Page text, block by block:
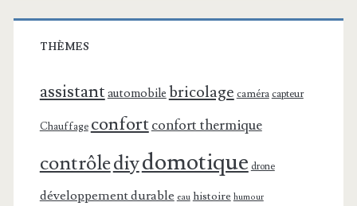
THÈMES
assistant automobile bricolage caméra capteur
Chauffage confortconfort thermique
contrôlediydomotique drone
développement durable eau histoire humour